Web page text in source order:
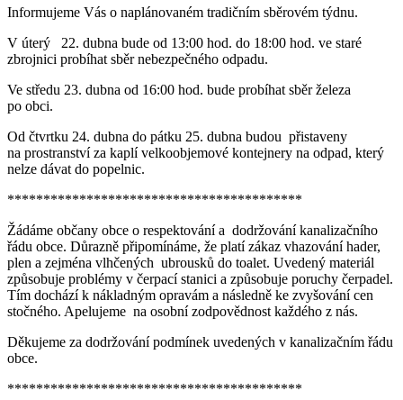
Informujeme Vás o naplánovaném tradičním sběrovém týdnu.
V úterý 22. dubna bude od 13:00 hod. do 18:00 hod. ve staré
zbrojnici probíhat sběr nebezpečného odpadu.
Ve středu 23. dubna od 16:00 hod. bude probíhat sběr železa
po obci.
Od čtvrtku 24. dubna do pátku 25. dubna budou přistaveny
na prostranství za kaplí velkoobjemové kontejnery na odpad, který
nelze dávat do popelnic.
*****************************************
Žádáme občany obce o respektování a dodržování kanalizačního
řádu obce. Důrazně připomínáme, že platí zákaz vhazování hader,
plen a zejména vlhčených ubrousků do toalet. Uvedený materiál
způsobuje problémy v čerpací stanici a způsobuje poruchy čerpadel.
Tím dochází k nákladným opravám a následně ke zvyšování cen
stočného. Apelujeme na osobní zodpovědnost každého z nás.
Děkujeme za dodržování podmínek uvedených v kanalizačním řádu
obce.
*****************************************